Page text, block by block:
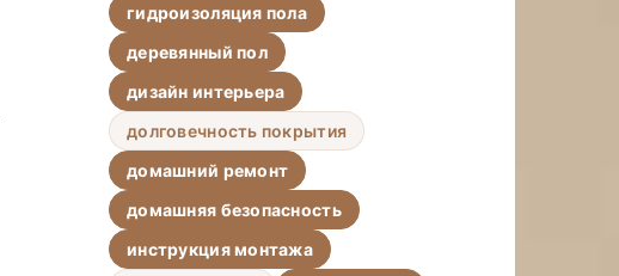
гидроизоляция пола
деревянный пол
дизайн интерьера
долговечность покрытия
домашний ремонт
домашняя безопасность
инструкция монтажа